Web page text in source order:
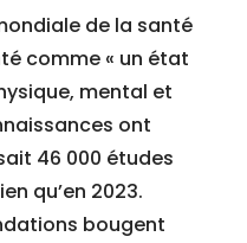
de la santé
comme « un état
mental et
ont
46 000 études
qu’en 2023.
bougent